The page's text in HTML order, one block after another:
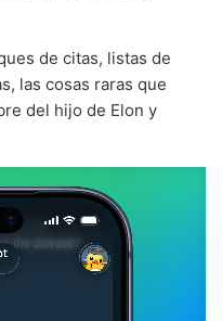
de citas, listas de
las cosas raras que
del hijo de Elon y